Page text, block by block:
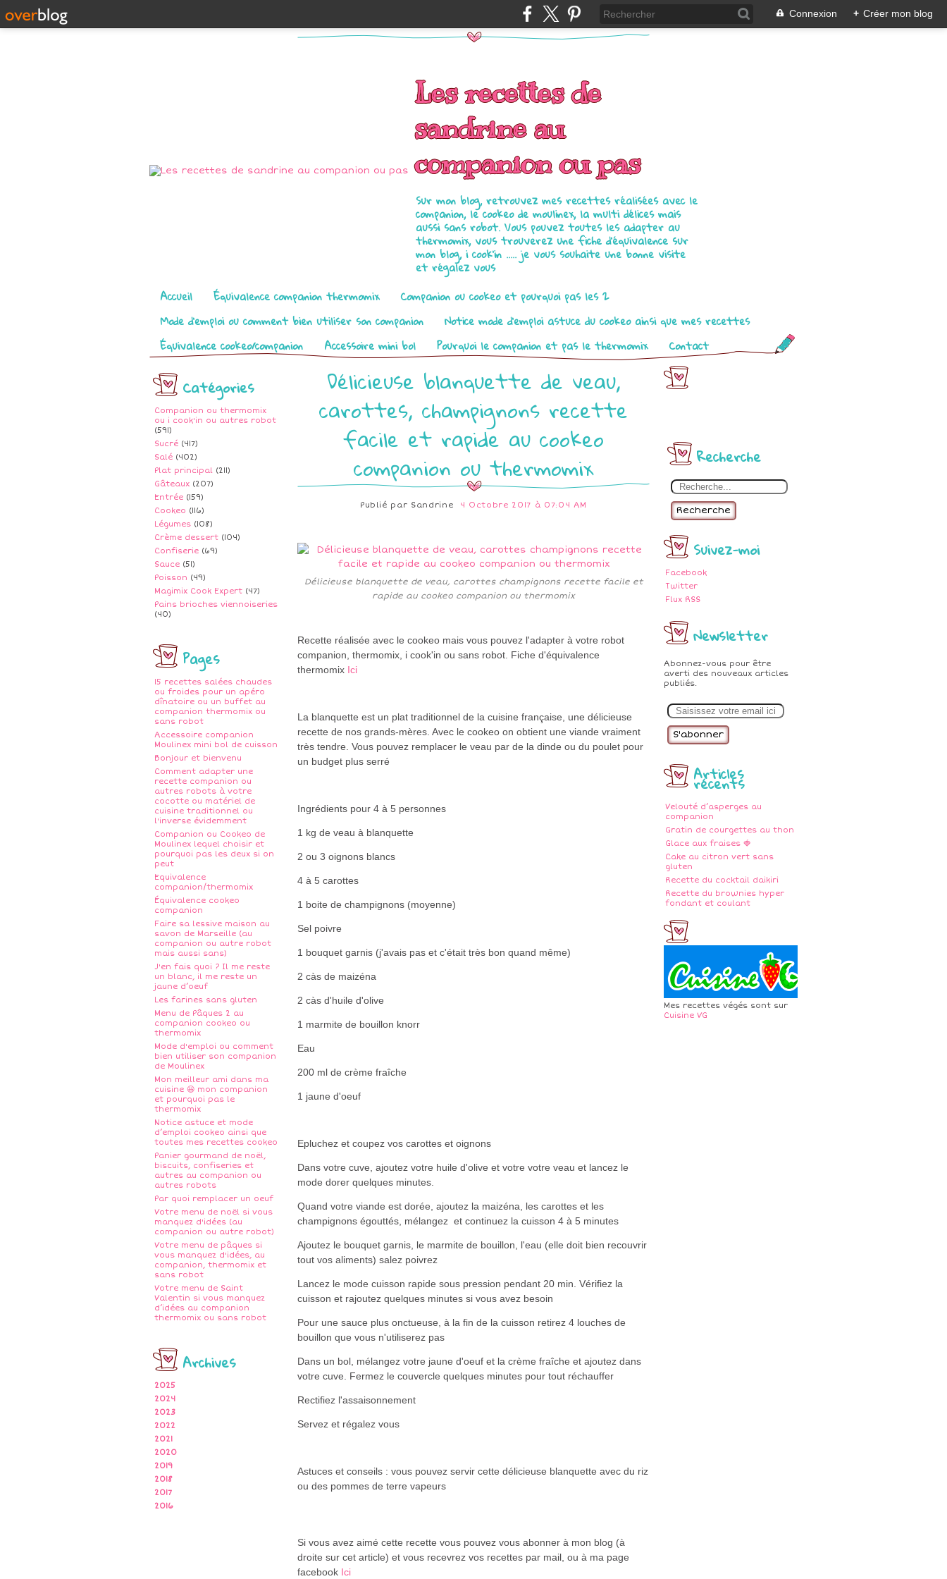
Connexion + Créer mon blog
Les recettes de
sandrine au
companion ou pas
Sur mon blog, retrouvez mes recettes réalisées avec le
companion, le cookeo de moulinex, la multi délices mais
aussi sans robot. Vous pouvez toutes les adapter au
thermomix, vous trouverez une fiche d'équivalence sur
mon blog, i cook'in ..... je vous souhaite une bonne visite
et régalez vous
Pages
Accueil Équivalence companion thermomix
Companion ou cookeo et pourquoi pas les 2
Mode d’emploi ou comment bien utiliser son companion
Notice mode d’emploi astuce du cookeo ainsi que mes recettes
Équivalence cookeo/companion
Accessoire mini bol Pourquoi le companion et pas le thermomix Contact
Catégories
Companion ou thermomix
ou i cook'in ou autres robot
(591)
Sucré (417)
Salé (402)
Plat principal (211)
Gâteaux (207)
Entrée (159)
Cookeo (116)
Légumes (108)
Crème dessert (104)
Confiserie (69)
Sauce (51)
Poisson (49)
Magimix Cook Expert (47)
Pains brioches viennoiseries
(40)
Pages
15 recettes salées chaudes
ou froides pour un apéro
dînatoire ou un buffet au
companion thermomix ou
sans robot
Accessoire companion
Moulinex mini bol de cuisson
Bonjour et bienvenu
Comment adapter une
recette companion ou
autres robots à votre
cocotte ou matériel de
cuisine traditionnel ou
l'inverse évidemment
Companion ou Cookeo de
Moulinex lequel choisir et
pourquoi pas les deux si on
peut
Equivalence
companion/thermomix
Équivalence cookeo
companion
Faire sa lessive maison au
savon de Marseille (au
companion ou autre robot
mais aussi sans)
J'en fais quoi ? Il me reste
un blanc, il me reste un
jaune d’oeuf
Les farines sans gluten
Menu de Pâques 2 au
companion cookeo ou
thermomix
Mode d'emploi ou comment
bien utiliser son companion
de Moulinex
Mon meilleur ami dans ma
cuisine 😆 mon companion
et pourquoi pas le
thermomix
Notice astuce et mode
d’emploi cookeo ainsi que
toutes mes recettes cookeo
Panier gourmand de noël,
biscuits, confiseries et
autres au companion ou
autres robots
Par quoi remplacer un oeuf
Votre menu de noël si vous
manquez d'idées (au
companion ou autre robot)
Votre menu de pâques si
vous manquez d'idées, au
companion, thermomix et
sans robot
Votre menu de Saint
Valentin si vous manquez
d’idées au companion
thermomix ou sans robot
Archives
2025
2024
2023
2022
2021
2020
2019
2018
2017
2016
Recherche
Recherche
Suivez-moi
Facebook
Twitter
Flux RSS
Newsletter
Abonnez-vous pour être
averti des nouveaux articles
publiés.
m
Articles
récents
Velouté d’asperges au
companion
Gratin de courgettes au thon
Glace aux fraises 🍓
Cake au citron vert sans
gluten
Recette du cocktail daikiri
Recette du brownies hyper
fondant et coulant
Mes recettes végés sont sur
Cuisine VG
Délicieuse blanquette de veau,
carottes, champignons recette
facile et rapide au cookeo
companion ou thermomix
Publié par Sandrine 4 Octobre 2017 à 07:04 AM
Délicieuse blanquette de veau, carottes champignons recette facile et
rapide au cookeo companion ou thermomix
Recette réalisée avec le cookeo mais vous pouvez l'adapter à votre robot
companion, thermomix, i cook'in ou sans robot. Fiche d'équivalence
thermomix Ici
La blanquette est un plat traditionnel de la cuisine française, une délicieuse
recette de nos grands-mères. Avec le cookeo on obtient une viande vraiment
très tendre. Vous pouvez remplacer le veau par de la dinde ou du poulet pour
un budget plus serré
Ingrédients pour 4 à 5 personnes
1 kg de veau à blanquette
2 ou 3 oignons blancs
4 à 5 carottes
1 boite de champignons (moyenne)
Sel poivre
1 bouquet garnis (j'avais pas et c'était très bon quand même)
2 càs de maizéna
2 càs d'huile d'olive
1 marmite de bouillon knorr
Eau
200 ml de crème fraîche
1 jaune d'oeuf
Epluchez et coupez vos carottes et oignons
Dans votre cuve, ajoutez votre huile d'olive et votre votre veau et lancez le
mode dorer quelques minutes.
Quand votre viande est dorée, ajoutez la maizéna, les carottes et les
champignons égouttés, mélangez et continuez la cuisson 4 à 5 minutes
Ajoutez le bouquet garnis, le marmite de bouillon, l'eau (elle doit bien recouvrir
tout vos aliments) salez poivrez
Lancez le mode cuisson rapide sous pression pendant 20 min. Vérifiez la
cuisson et rajoutez quelques minutes si vous avez besoin
Pour une sauce plus onctueuse, à la fin de la cuisson retirez 4 louches de
bouillon que vous n'utiliserez pas
Dans un bol, mélangez votre jaune d'oeuf et la crème fraîche et ajoutez dans
votre cuve. Fermez le couvercle quelques minutes pour tout réchauffer
Rectifiez l'assaisonnement
Servez et régalez vous
Astuces et conseils : vous pouvez servir cette délicieuse blanquette avec du riz
ou des pommes de terre vapeurs
Si vous avez aimé cette recette vous pouvez vous abonner à mon blog (à
droite sur cet article) et vous recevrez vos recettes par mail, ou à ma page
facebook Ici